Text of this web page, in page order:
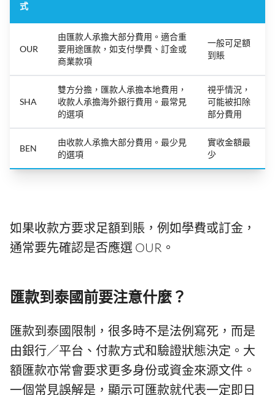
式
OUR
由匯款人承擔大部分費用。適合重
要用途匯款，如支付學費、訂金或
商業款項
一般可足額
到賬
SHA
雙方分擔，匯款人承擔本地費用，
收款人承擔海外銀行費用。最常見
的選項
視乎情況，
可能被扣除
部分費用
BEN
由收款人承擔大部分費用。最少見
的選項
實收金額最
少
如果收款方要求足額到賬，例如學費或訂金，
通常要先確認是否應選 OUR。
匯款到泰國前要注意什麼？
匯款到泰國限制，很多時不是法例寫死，而是
由銀行／平台、付款方式和驗證狀態決定。大
額匯款亦常會要求更多身份或資金來源文件。
一個常見誤解是，顯示可匯款就代表一定即日